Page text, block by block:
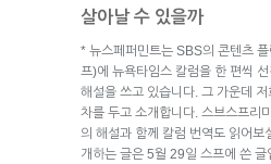
살아날 수 있을까
* 뉴스페퍼민트는 SBS의 콘텐츠
프)에 뉴욕타임스 칼럼을 한 편씩
해설을 쓰고 있습니다. 그 가운데 저
차를 두고 소개합니다. 스브스프리
의 해설과 함께 칼럼 번역도 읽어보
개하는 글은 5월 29일 스프에 쓴